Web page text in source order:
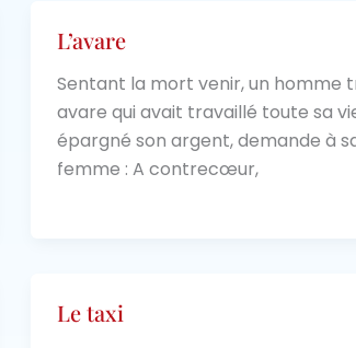
L’avare
Sentant la mort venir, un homme
avare qui avait travaillé toute sa
épargné son argent, demande à
femme : A contrecœur,
Le taxi